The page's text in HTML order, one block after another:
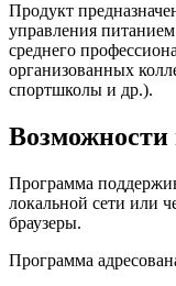
Продукт
управления
среднего
организованных
спортшколы и др.).
Возможности
Программа
локальной сети или
браузеры.
Программа